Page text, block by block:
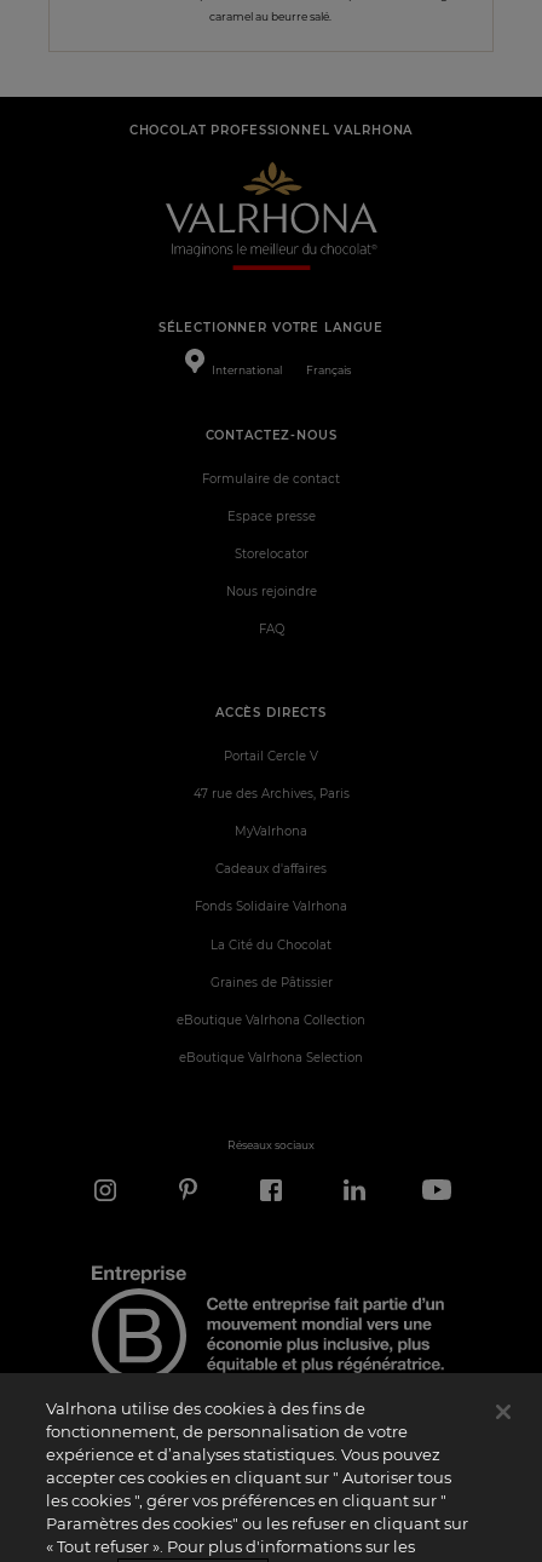
caramel au beurre salé.
CHOCOLAT PROFESSIONNEL VALRHONA
SÉLECTIONNER VOTRE LANGUE
International Français
ACCÈS DIRECTS
Portail Cercle V
47 rue des Archives, Paris
MyValrhona
Cadeaux d'affaires
Fonds Solidaire Valrhona
La Cité du Chocolat
Graines de Pâtissier
eBoutique Valrhona Collection
eBoutique Valrhona Selection
CONTACTEZ-NOUS
Formulaire de contact
Espace presse
Storelocator
Nous rejoindre
FAQ
Réseaux sociaux
Note d'information
Le logo “Certified B Corporation” est attribué par B Lab, une organisation privée à
but non lucratif, aux entreprises qui, comme la nôtre, ont réalisé avec succès le B
Impact Assessment (“BIA”) et répondent aux exigences de B Lab en matière de
performance sociale et environnementale, de responsabilité et de transparence. Il
Valrhona utilise des cookies à des fins de
fonctionnement, de personnalisation de votre
expérience et d’analyses statistiques. Vous pouvez
accepter ces cookies en cliquant sur " Autoriser tous
les cookies ", gérer vos préférences en cliquant sur "
Paramètres des cookies" ou les refuser en cliquant sur
« Tout refuser ». Pour plus d'informations sur les